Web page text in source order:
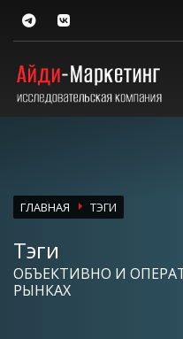
ГЛАВНАЯ ТЭГИ
Тэги
ОБЪЕКТИВНО И
РЫНКАХ